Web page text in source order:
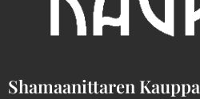
Shamaanittaren Kauppa